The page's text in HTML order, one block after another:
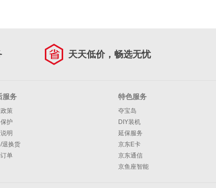
天天低价，畅选无忧
服务
策
护
明
退换货
单
特色服务
夺宝岛
DIY装机
延保服务
京东E卡
京东通信
京鱼座智能